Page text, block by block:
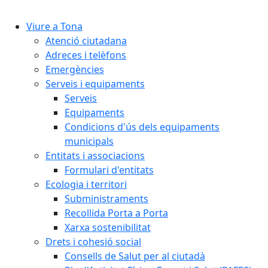
Viure a Tona
Atenció ciutadana
Adreces i telèfons
Emergències
Serveis i equipaments
Serveis
Equipaments
Condicions d'ús dels equipaments
municipals
Entitats i associacions
Formulari d'entitats
Ecologia i territori
Subministraments
Recollida Porta a Porta
Xarxa sostenibilitat
Drets i cohesió social
Consells de Salut per al ciutadà